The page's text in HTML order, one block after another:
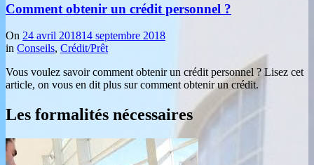
Comment obtenir un crédit personnel ?
On 24 avril 201814 septembre 2018
in Conseils, Crédit/Prêt
Vous voulez savoir comment obtenir un crédit personnel ? Lisez cet
article, on vous en dit plus sur comment obtenir un crédit.
Les formalités nécessaires